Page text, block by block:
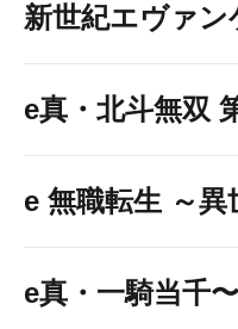
新世紀エヴァ
e真・北斗無双
e 無職転生 ～
e真・一騎当千